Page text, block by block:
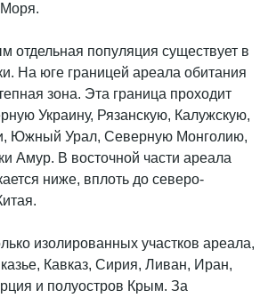
Моря.
отдельная популяция существует в
На юге границей ареала обитания
зона. Эта граница проходит
Украину, Рязанскую, Калужскую,
Южный Урал, Северную Монголию,
Амур. В восточной части ареала
ниже, вплоть до северо-
изолированных участков ареала,
Кавказ, Сирия, Ливан, Иран,
и полуостров Крым. За